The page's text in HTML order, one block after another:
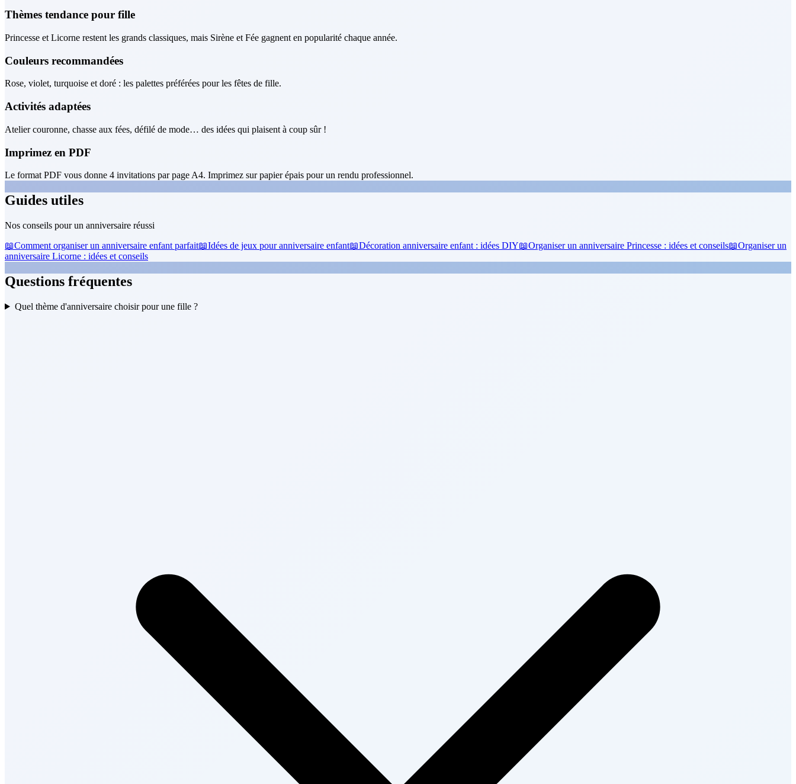
Thèmes tendance pour fille
Princesse et Licorne restent les grands classiques, mais Sirène et Fée gagnent en popularité chaque année.
Couleurs recommandées
Rose, violet, turquoise et doré : les palettes préférées pour les fêtes de fille.
Activités adaptées
Atelier couronne, chasse aux fées, défilé de mode… des idées qui plaisent à coup sûr !
Imprimez en PDF
Le format PDF vous donne 4 invitations par page A4. Imprimez sur papier épais pour un rendu professionnel.
Guides utiles
Nos conseils pour un anniversaire réussi
📖Comment organiser un anniversaire enfant parfait📖Idées de jeux pour anniversaire enfant📖Décoration anniversaire enfant : idées DIY📖Organiser un anniversaire Princesse : idées et conseils📖Organiser un
anniversaire Licorne : idées et conseils
Questions fréquentes
Quel thème d'anniversaire choisir pour une fille ?